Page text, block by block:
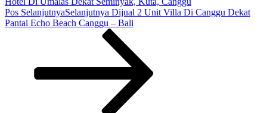
Pos SelanjutnyaSelanjutnya Dijual 2 Unit Villa Di Canggu Dekat
Pantai Echo Beach Canggu – Bali